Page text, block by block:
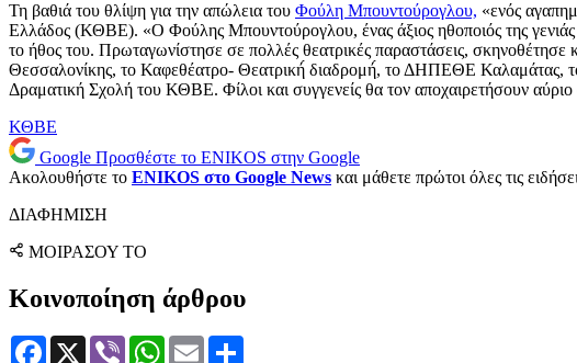
Τη βαθιά του θλίψη για την απώλεια του Φούλη Μπουντούρογλου, «ενός
Ελλάδος (ΚΘΒΕ). «Ο Φούλης Μπουντούρογλου, ένας άξιος ηθοποιός της γενιάς
το ήθος του. Πρωταγωνίστησε σε πολλές θεατρικές παραστάσεις,
Θεσσαλονίκης, το Καφεθέατρο- Θεατρική́ διαδρομή́, το ΔΗΠΕΘΕ
Δραματική Σχολή του ΚΘΒΕ. Φίλοι και συγγενείς θα τον αποχαιρετήσουν
ΚΘΒΕ
Google Προσθέστε το ENIKOS στην Google
Ακολουθήστε το ENIKOS στο Google News και μάθετε πρώτοι όλες τις
ΔΙΑΦΗΜΙΣΗ
ΜΟΙΡΑΣΟΥ ΤΟ
Κοινοποίηση άρθρου
Facebook
X Viber WhatsApp
Email